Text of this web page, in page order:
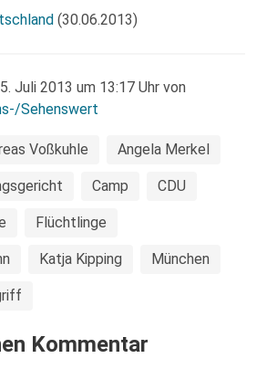
(30.06.2013)
Juli 2013 um 13:17 Uhr von
Sehenswert
Voßkuhle Angela Merkel
Camp CDU
Flüchtlinge
Katja Kipping München
Kommentar